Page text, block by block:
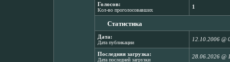
Голосов:
Кол-во проголосовавших
1
Статистика
Дата:
Дата публикации
12.10.2006 @
Последняя загрузка:
Дата последней загрузки
28.06.2026 @